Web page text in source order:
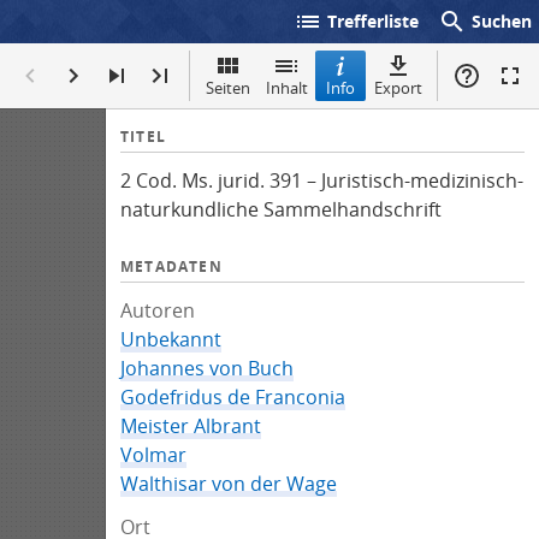
list Trefferliste search Suchen
Seiten Inhalt Info Export
I
f
o
TITEL
2 Cod. Ms. jurid. 391 – Juristisch-medizinisch-
naturkundliche Sammelhandschrift
METADATEN
Autoren
Unbekannt
Johannes von Buch
Godefridus de Franconia
Meister Albrant
Volmar
Walthisar von der Wage
Ort